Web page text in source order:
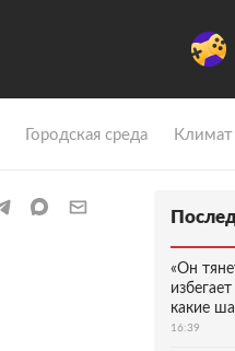
Городская среда Климат
«Он
какие
16:39